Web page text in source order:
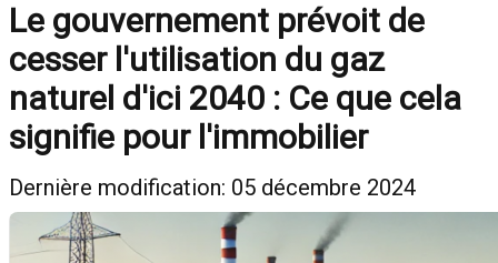
Le gouvernement prévoit de
cesser l'utilisation du gaz
naturel d'ici 2040 : Ce que cela
signifie pour l'immobilier
Dernière modification: 05 décembre 2024